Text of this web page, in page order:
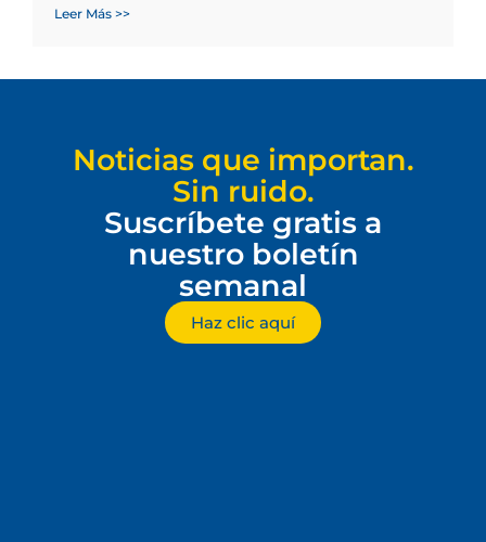
Leer Más >>
Noticias que importan.
Sin ruido.
Suscríbete gratis a
nuestro boletín
semanal
Haz clic aquí